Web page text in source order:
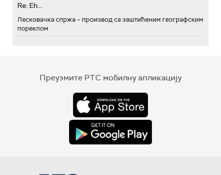
Re: Eh...
Лесковачка спржа – производ са заштићеним географским
пореклом
Преузмите РТС мобилну апликацију